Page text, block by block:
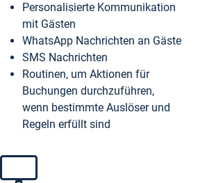
Personalisierte Kommunikation
mit Gästen
WhatsApp Nachrichten an Gäste
SMS Nachrichten
Routinen, um Aktionen für
Buchungen durchzuführen,
wenn bestimmte Auslöser und
Regeln erfüllt sind